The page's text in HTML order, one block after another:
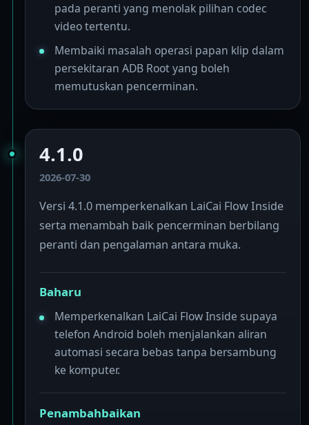
pada peranti yang menolak pilihan codec
video tertentu.
Membaiki masalah operasi papan klip dalam
persekitaran ADB Root yang boleh
memutuskan pencerminan.
4.1.0
2026-07-30
Versi 4.1.0 memperkenalkan LaiCai Flow Inside
serta menambah baik pencerminan berbilang
peranti dan pengalaman antara muka.
Baharu
Memperkenalkan LaiCai Flow Inside supaya
telefon Android boleh menjalankan aliran
automasi secara bebas tanpa bersambung
ke komputer.
Penambahbaikan